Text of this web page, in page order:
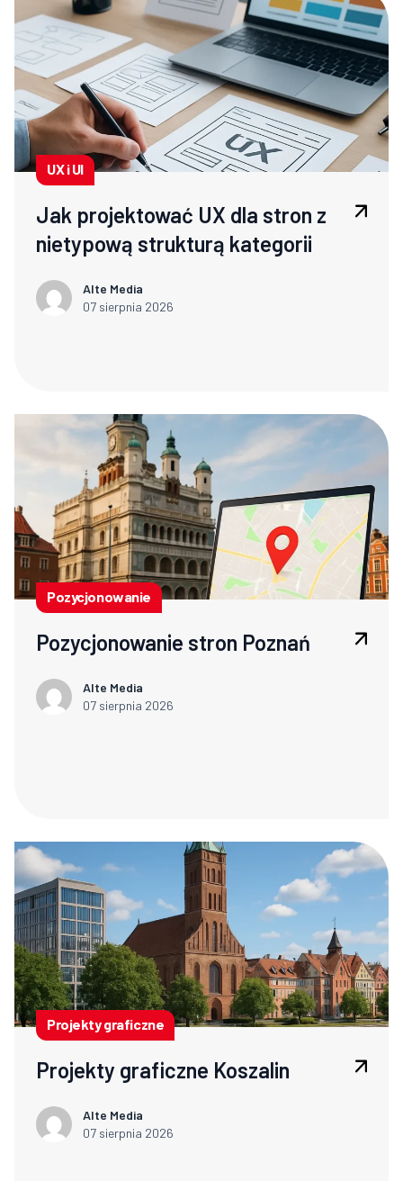
UX i UI
Jak projektować UX dla stron z
nietypową strukturą kategorii
Alte Media
07 sierpnia 2026
Pozycjonowanie
Pozycjonowanie stron Poznań
Alte Media
07 sierpnia 2026
Projekty graficzne
Projekty graficzne Koszalin
Alte Media
07 sierpnia 2026